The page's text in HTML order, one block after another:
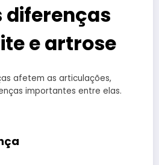
diferenças
e artrose
afetem as articulações,
importantes entre elas.